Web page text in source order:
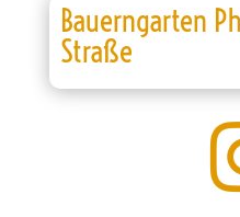
Bauerngarten
Straße